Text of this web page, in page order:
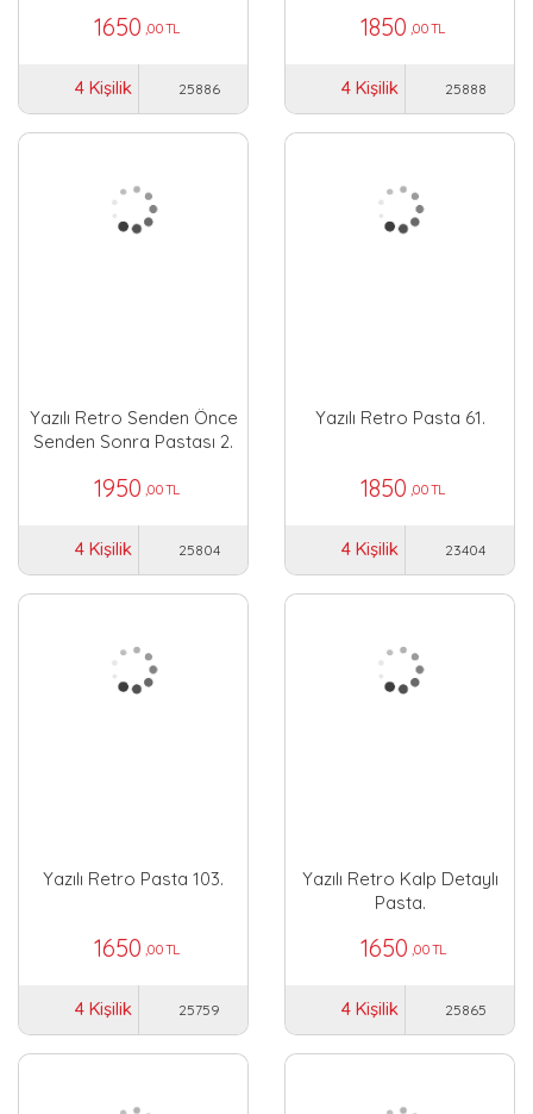
1650 ,00 TL
4 Kişilik 25886
1850 ,00 TL
4 Kişilik 25888
Yazılı Retro Senden Önce
Senden Sonra Pastası 2.
1950 ,00 TL
4 Kişilik 25804
Yazılı Retro Pasta 61.
1850 ,00 TL
4 Kişilik 23404
Yazılı Retro Pasta 103.
1650 ,00 TL
4 Kişilik 25759
Yazılı Retro Kalp Detaylı
Pasta.
1650 ,00 TL
4 Kişilik 25865